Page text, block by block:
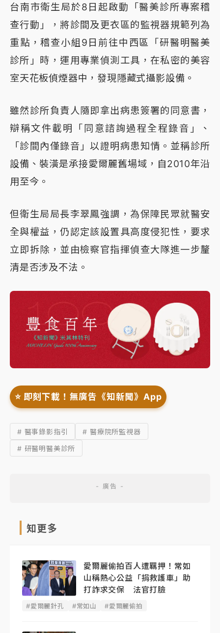
台南市衛生局於8日起啟動「醫美診所專案稽
查行動」，將診間及更衣區的監視器規範列為
重點，稽查小組9日前往中西區「研醫明醫美
診所」時，運用專業偵測工具，在私密的美容
室天花板偵煙器中，發現隱藏式攝影設備。
雖然診所負責人隨即拿出病患簽署的同意書，
辯稱文件載明「同意諮詢過程全程錄音」、
「診間內僅錄音」以證明病患知情。並稱診所
設備、裝潢是承接愛爾麗舊場域，自2010年沿
用至今。
但衛生局局長李翠鳳強調，為保障民眾就醫安
全與權益，仍認定該設置具高度侵犯性，要求
立即拆除，並由檢察官指揮偵查大隊進一步釐
清是否涉及不法。
⭐️ 即刻下載！無廣告《知新聞》App
# 醫事錄影指引
# 醫療院所監視器
# 研醫明醫美診所
知更多
愛爾麗偷拍百人遭羈押！常如
山稱熱心公益「捐救護車」助
打詐求交保 法官打臉
#愛爾麗針孔 #常如山 #愛爾麗偷拍